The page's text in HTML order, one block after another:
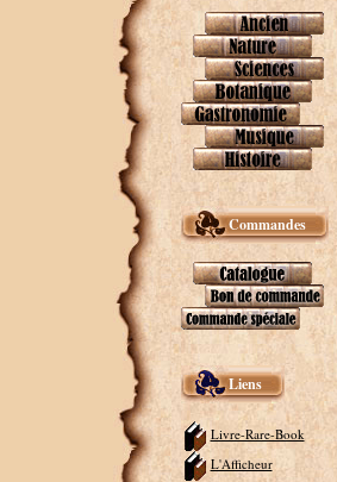
Commandes
Liens
Livre-Rare-Book
L'Afficheur